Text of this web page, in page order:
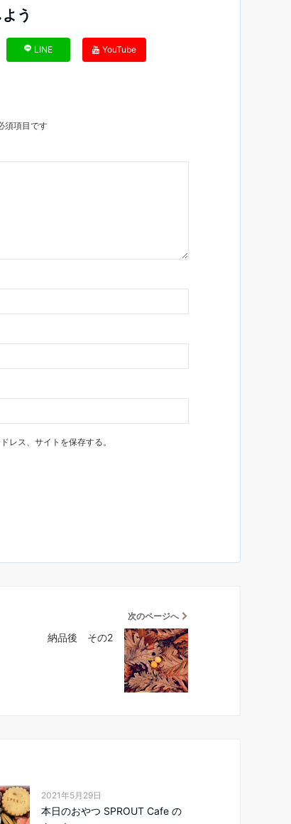
う
LINE YouTube
須項目です
レス、サイトを保存する。
次のページへ
納品後 その2
2021年5月29日
本日のおやつ SPROUT Cafe の